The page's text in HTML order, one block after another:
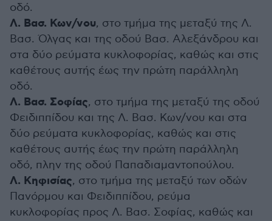
οδό.
Λ. Βασ. Κων/νου, στο τμήμα της μεταξύ της Λ.
Βασ. Όλγας και της οδού Βασ. Αλεξάνδρου και
στα δύο ρεύματα κυκλοφορίας, καθώς και στις
καθέτους αυτής έως την πρώτη παράλληλη
οδό.
Λ. Βασ. Σοφίας, στο τμήμα της μεταξύ της οδού
Φειδιππίδου και της Λ. Βασ. Κων/νου και στα
δύο ρεύματα κυκλοφορίας, καθώς και στις
καθέτους αυτής έως την πρώτη παράλληλη
οδό, πλην της οδού Παπαδιαμαντοπούλου.
Λ. Κηφισίας, στο τμήμα της μεταξύ των οδών
Πανόρμου και Φειδιππίδου, ρεύμα
κυκλοφορίας προς Λ. Βασ. Σοφίας, καθώς και